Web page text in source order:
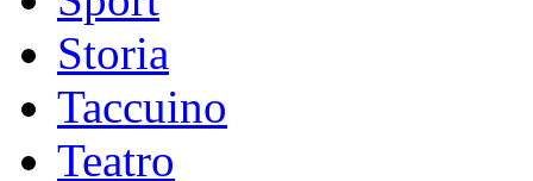
Storia
Taccuino
Teatro